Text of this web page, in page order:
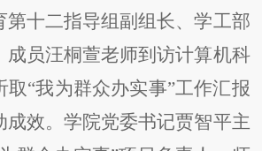
第十二指导组副组长、学工部
成员汪桐萱老师到访计算机科
取“我为群众办实事”工作汇报
成效。学院党委书记贾智平主